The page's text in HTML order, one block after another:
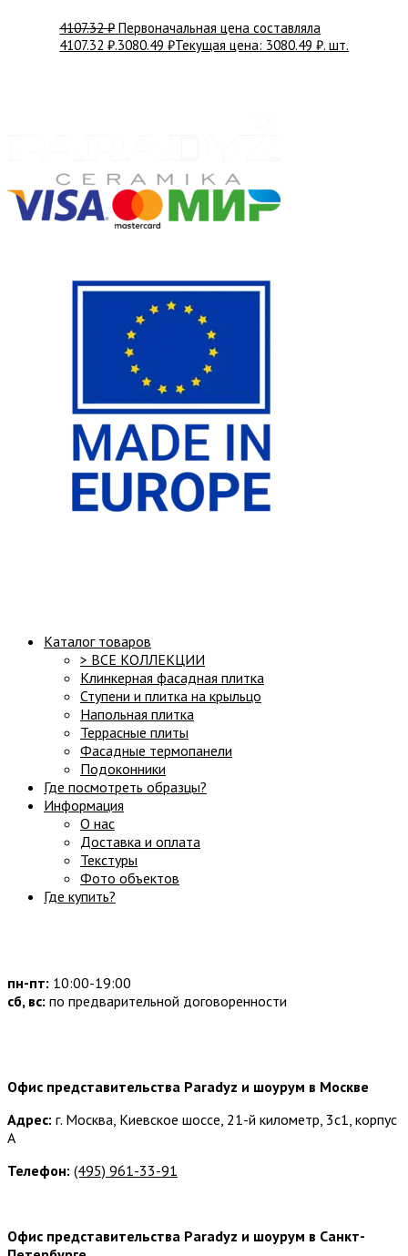
4107.32₽ Первоначальная цена составляла
4107.32 ₽.3080.49₽Текущая цена: 3080.49 ₽. шт.
Каталог товаров
> ВСЕ КОЛЛЕКЦИИ
Клинкерная фасадная плитка
Ступени и плитка на крыльцо
Напольная плитка
Террасные плиты
Фасадные термопанели
Подоконники
Где посмотреть образцы?
Информация
О нас
Доставка и оплата
Текстуры
Фото объектов
Где купить?
пн-пт: 10:00-19:00
сб, вс: по предварительной договоренности
Офис представительства Paradyz и шоурум в Москве
Адрес: г. Москва, Киевское шоссе, 21-й километр, 3с1, корпус
А
Телефон: (495) 961-33-91
Офис представительства Paradyz и шоурум в Санкт-